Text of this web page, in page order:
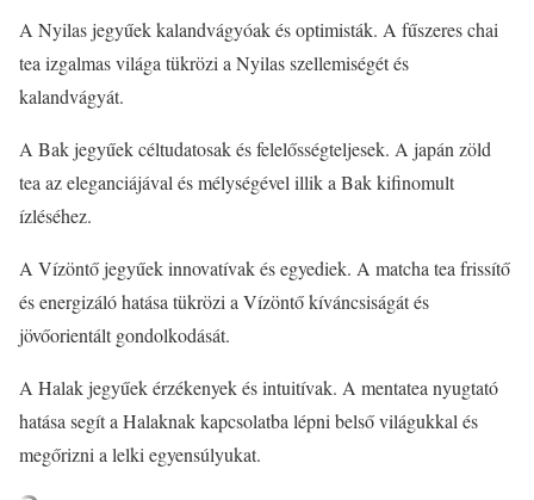
A Nyilas jegyűek kalandvágyóak és optimisták. A fűszeres chai
tea izgalmas világa tükrözi a Nyilas szellemiségét és
kalandvágyát.
A Bak jegyűek céltudatosak és felelősségteljesek. A japán zöld
tea az eleganciájával és mélységével illik a Bak kifinomult
ízléséhez.
A Vízöntő jegyűek innovatívak és egyediek. A matcha tea frissítő
és energizáló hatása tükrözi a Vízöntő kíváncsiságát és
jövőorientált gondolkodását.
A Halak jegyűek érzékenyek és intuitívak. A mentatea nyugtató
hatása segít a Halaknak kapcsolatba lépni belső világukkal és
megőrizni a lelki egyensúlyukat.